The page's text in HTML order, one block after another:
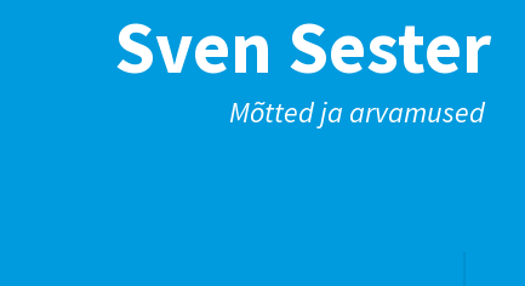
Sven Sester
Mõtted ja arvamused